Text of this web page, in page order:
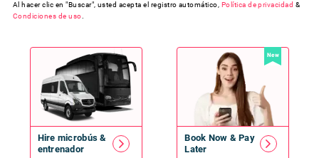
Al hacer clic en "Buscar", usted acepta el registro automático, Política de privacidad &
Condiciones de uso
Hire microbús &
entrenador
New
Book Now & Pay
Later